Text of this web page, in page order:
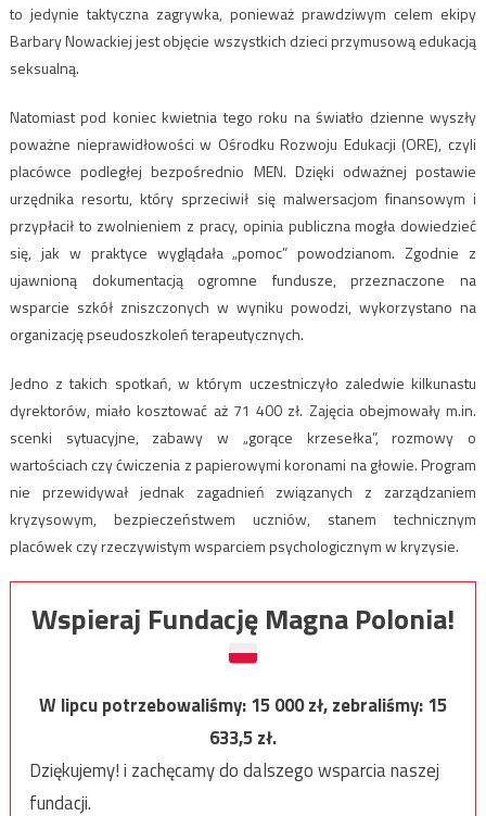
to jedynie taktyczna zagrywka, ponieważ prawdziwym celem ekipy
Barbary Nowackiej jest objęcie wszystkich dzieci przymusową edukacją
seksualną.
Natomiast pod koniec kwietnia tego roku na światło dzienne wyszły
poważne nieprawidłowości w Ośrodku Rozwoju Edukacji (ORE), czyli
placówce podległej bezpośrednio MEN. Dzięki odważnej postawie
urzędnika resortu, który sprzeciwił się malwersacjom finansowym i
przypłacił to zwolnieniem z pracy, opinia publiczna mogła dowiedzieć
się, jak w praktyce wyglądała „pomoc” powodzianom. Zgodnie z
ujawnioną dokumentacją ogromne fundusze, przeznaczone na
wsparcie szkół zniszczonych w wyniku powodzi, wykorzystano na
organizację pseudoszkoleń terapeutycznych.
Jedno z takich spotkań, w którym uczestniczyło zaledwie kilkunastu
dyrektorów, miało kosztować aż 71 400 zł. Zajęcia obejmowały m.in.
scenki sytuacyjne, zabawy w „gorące krzesełka”, rozmowy o
wartościach czy ćwiczenia z papierowymi koronami na głowie. Program
nie przewidywał jednak zagadnień związanych z zarządzaniem
kryzysowym, bezpieczeństwem uczniów, stanem technicznym
placówek czy rzeczywistym wsparciem psychologicznym w kryzysie.
Wspieraj Fundację Magna Polonia!
W lipcu potrzebowaliśmy:15 000zł, zebraliśmy:15
633,5zł.
Dziękujemy! i zachęcamy do dalszego wsparcia naszej
fundacji.